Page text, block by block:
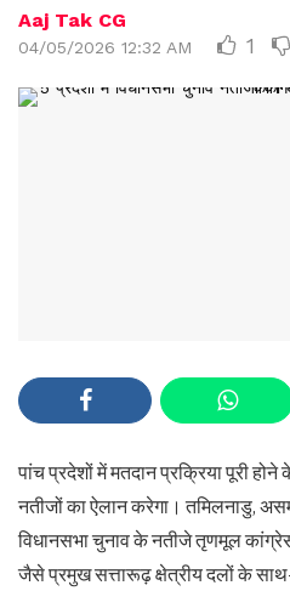
Aaj Tak CG
04/05/2026 12:32 AM 1
पांच प्रदेशों में मतदान प्रक्रिया पूरी
नतीजों का ऐलान करेगा। तमिलनाडु,
विधानसभा चुनाव के नतीजे तृणमूल
जैसे प्रमुख सत्तारूढ़ क्षेत्रीय दलों के साथ-